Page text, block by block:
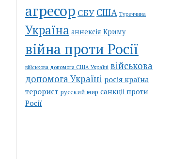
агресор СБУ США Туреччина
Україна аннексія Криму
війна проти Росії
військова допомога США Україні військова
допомога Україні росія країна
терорист русский мир санкціі проти
Росії